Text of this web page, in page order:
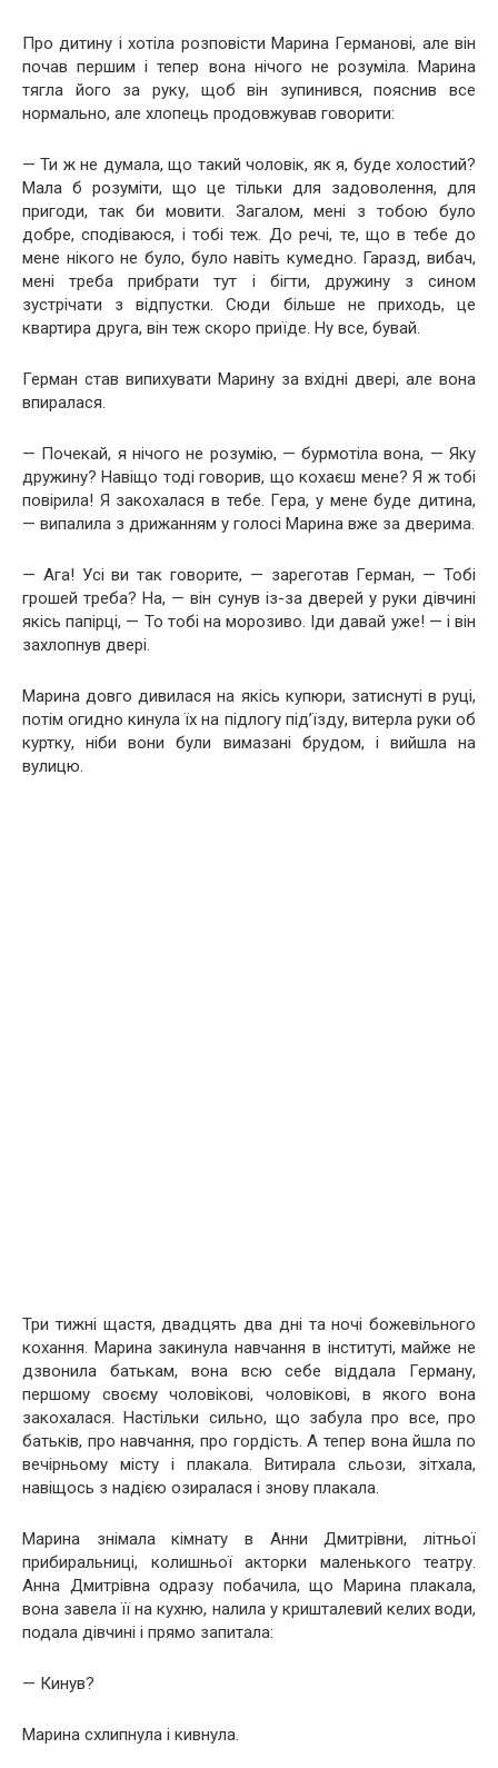
Про дитину і хотіла розповісти Марина Германові, але він
почав першим і тепер вона нічого не розуміла. Марина
тягла його за руку, щоб він зупинився, пояснив все
нормально, але хлопець продовжував говорити:
— Ти ж не думала, що такий чоловік, як я, буде холостий?
Мала б розуміти, що це тільки для задоволення, для
пригоди, так би мовити. Загалом, мені з тобою було
добре, сподіваюся, і тобі теж. До речі, те, що в тебе до
мене нікого не було, було навіть кумедно. Гаразд, вибач,
мені треба прибрати тут і бігти, дружину з сином
зустрічати з відпустки. Сюди більше не приходь, це
квартира друга, він теж скоро приїде. Ну все, бувай.
Герман став випихувати Марину за вхідні двері, але вона
впиралася.
— Почекай, я нічого не розумію, — бурмотіла вона, — Яку
дружину? Навіщо тоді говорив, що кохаєш мене? Я ж тобі
повірила! Я закохалася в тебе. Гера, у мене буде дитина,
— випалила з дрижанням у голосі Марина вже за дверима.
— Ага! Усі ви так говорите, — зареготав Герман, — Тобі
грошей треба? На, — він сунув із-за дверей у руки дівчині
якісь папірці, — То тобі на морозиво. Іди давай уже! — і він
захлопнув двері.
Марина довго дивилася на якісь купюри, затиснуті в руці,
потім огидно кинула їх на підлогу під’їзду, витерла руки об
куртку, ніби вони були вимазані брудом, і вийшла на
вулицю.
Три тижні щастя, двадцять два дні та ночі божевільного
кохання. Марина закинула навчання в інституті, майже не
дзвонила батькам, вона всю себе віддала Герману,
першому своєму чоловікові, чоловікові, в якого вона
закохалася. Настільки сильно, що забула про все, про
батьків, про навчання, про гордість. А тепер вона йшла по
вечірньому місту і плакала. Витирала сльози, зітхала,
навіщось з надією озиралася і знову плакала.
Марина знімала кімнату в Анни Дмитрівни, літньої
прибиральниці, колишньої акторки маленького театру.
Анна Дмитрівна одразу побачила, що Марина плакала,
вона завела її на кухню, налила у кришталевий келих води,
подала дівчині і прямо запитала:
— Кинув?
Марина схлипнула і кивнула.